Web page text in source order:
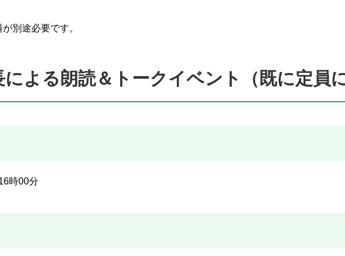
別途必要です。
よる朗読＆トークイベント（既に定員
時00分